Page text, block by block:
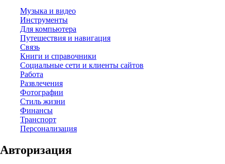
Музыка и видео
Инструменты
Для компьютера
Путешествия и навигация
Связь
Книги и справочники
Социальные сети и клиенты сайтов
Работа
Развлечения
Фотографии
Стиль жизни
Финансы
Транспорт
Персонализация
Авторизация